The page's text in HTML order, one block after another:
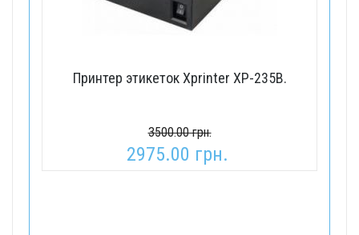
Принтер этикеток Xprinter XP-235B.
3500.00 грн.
2975.00 грн.